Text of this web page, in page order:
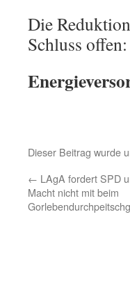
Die
Schluss offen:
Dieser Beitrag wurde
← LAgA fordert SPD
Macht nicht mit beim